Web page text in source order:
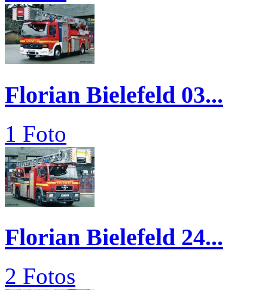
Florian Bielefeld 03...
1 Foto
Florian Bielefeld 24...
2 Fotos